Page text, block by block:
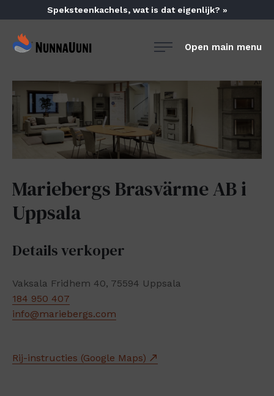
content
Speksteenkachels, wat is dat eigenlijk? »
NunnaUuni
suomalainen
vuolukivitakka
Open main menu
Mariebergs Brasvärme AB i
Uppsala
Details verkoper
Vaksala Fridhem 40, 75594 Uppsala
184 950 407
info@mariebergs.com
Rij-instructies (Google Maps)